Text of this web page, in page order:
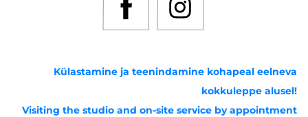
Külastamine ja teenindamine kohapeal eelneva
kokkuleppe alusel!
Visiting the studio and on-site service by appointment